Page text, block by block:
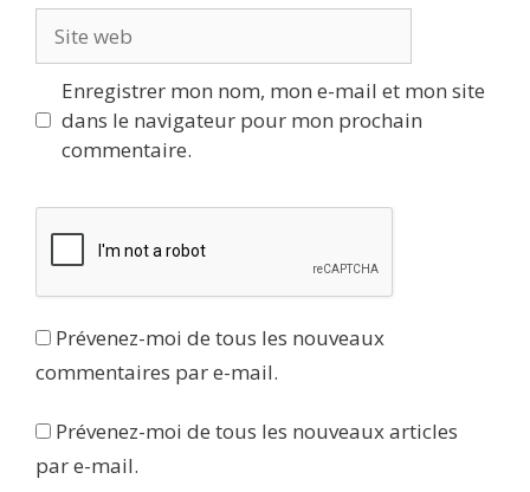
web
Enregistrer mon nom, mon e-mail et mon site
dans le navigateur pour mon prochain
commentaire.
Prévenez-moi de tous les nouveaux
commentaires par e-mail.
Prévenez-moi de tous les nouveaux articles
par e-mail.